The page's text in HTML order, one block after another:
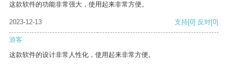
这款软件的功能非常强大，使用起来非常方便。
2023-12-13 支持[0] 反对[0]
游客
这款软件的设计非常人性化，使用起来非常方便。